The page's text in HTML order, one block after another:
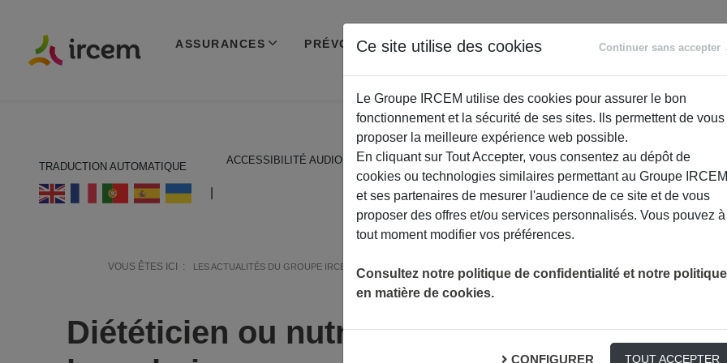
ASSURANCES PRÉVOYANCE RETRAITE
ACCOMPAGNEMENT
TRADUCTION AUTOMATIQUE
ACCESSIBILITÉ AUDIO
VOUS ÊTES ICI : LES ACTUALITÉS DU GROUPE IRCEM ACTUALITÉS DIÉTÉTIQUE SANTÉ DIÉTÉTICIEN OU NUTRITIONNISTE :
Diététicien ou nutritionniste : votre corps
Ce site utilise des cookies Continuer sans accepter
Le Groupe IRCEM utilise des cookies pour assurer le bon
fonctionnement et la sécurité de ses sites. Ils permettent de vous
proposer la meilleure expérience web possible.
En cliquant sur Tout Accepter, vous consentez au dépôt de
cookies ou technologies similaires permettant au Groupe IRCEM
et ses partenaires de mesurer l'audience de ce site et de vous
proposer des offres et/ou services personnalisés. Vous pouvez à
tout moment modifier vos préférences.
Consultez notre politique de confidentialité et notre politique
en matière de cookies.
CONFIGURER TOUT ACCEPTER